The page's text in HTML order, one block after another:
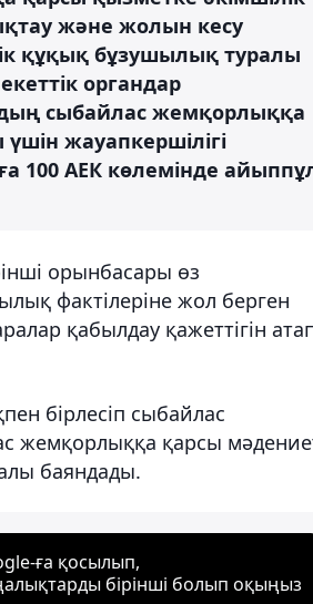
және жолын кесу
құқық бұзушылық туралы
органдар
сыбайлас жемқорлыққа
жауапкершілігі
100 АЕК көлемінде
орынбасары өз
фактілеріне жол берген
қабылдау қажеттігін
бірлесіп сыбайлас
жемқорлыққа қарсы
баяндады.
ға қосылып,
бірінші болып оқыңыз